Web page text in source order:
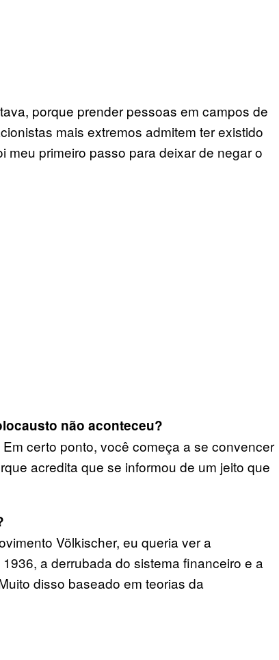
porque prender pessoas em campos de
mais extremos admitem ter existido
primeiro passo para deixar de negar o
não aconteceu?
certo ponto, você começa a se convencer
acredita que se informou de um jeito que
Völkischer, eu queria ver a
a derrubada do sistema financeiro e a
disso baseado em teorias da